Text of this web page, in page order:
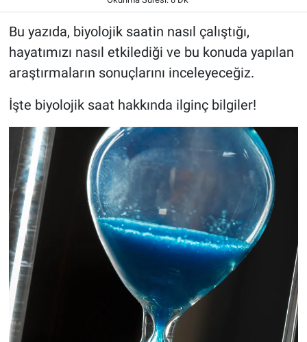
Bu yazıda, biyolojik saatin nasıl çalıştığı,
hayatımızı nasıl etkilediği ve bu konuda yapılan
araştırmaların sonuçlarını inceleyeceğiz.
İşte biyolojik saat hakkında ilginç bilgiler!